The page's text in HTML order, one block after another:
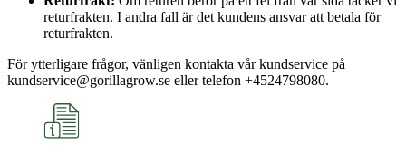
returfrakten. I andra fall är det kundens ansvar att betala för
returfrakten.
För ytterligare frågor, vänligen kontakta vår kundservice på
kundservice@gorillagrow.se eller telefon +4524798080.